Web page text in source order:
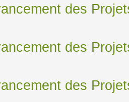
des
des
des